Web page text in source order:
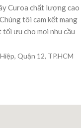
Curoa chất lượng cao
tôi cam kết mang
tối ưu cho mọi nhu cầu
Quận 12, TP.HCM